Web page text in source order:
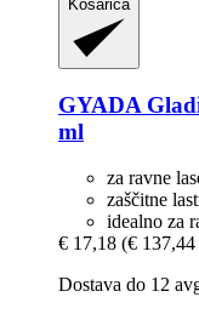
Košarica
GYADA
ml
za ravne
zaščitne
idealno za
€ 17,18 (€
Dostava do 12